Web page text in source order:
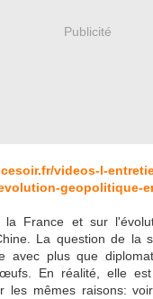
Publicité
videos-l-
geopolitique-
la France et sur
La question de la
avec plus que
En réalité, elle
les mêmes raisons: